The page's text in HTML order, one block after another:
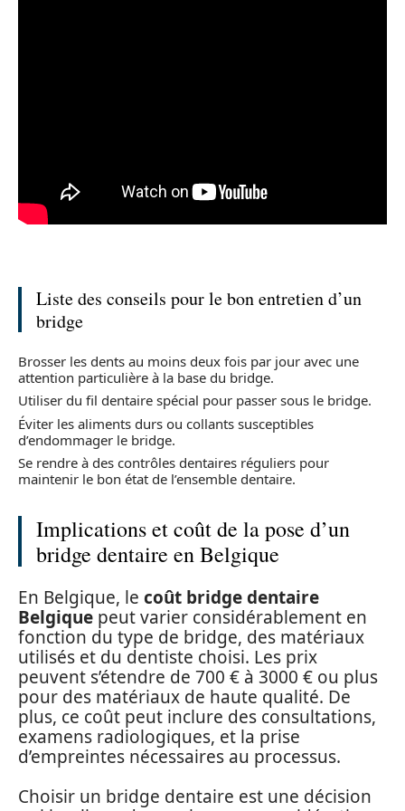
Liste des conseils pour le bon entretien d’un
bridge
Brosser les dents au moins deux fois par jour avec une
attention particulière à la base du bridge.
Utiliser du fil dentaire spécial pour passer sous le bridge.
Éviter les aliments durs ou collants susceptibles
d’endommager le bridge.
Se rendre à des contrôles dentaires réguliers pour
maintenir le bon état de l’ensemble dentaire.
Implications et coût de la pose d’un
bridge dentaire en Belgique
En Belgique, le coût bridge dentaire
Belgique peut varier considérablement en
fonction du type de bridge, des matériaux
utilisés et du dentiste choisi. Les prix
peuvent s’étendre de 700 € à 3000 € ou plus
pour des matériaux de haute qualité. De
plus, ce coût peut inclure des consultations,
examens radiologiques, et la prise
d’empreintes nécessaires au processus.
Choisir un bridge dentaire est une décision